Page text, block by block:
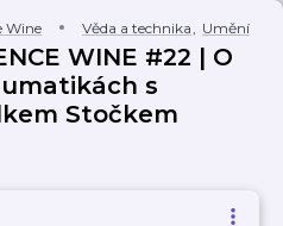
Wine Věda a technika, Umění
WINE #22 | O
s
Stočkem